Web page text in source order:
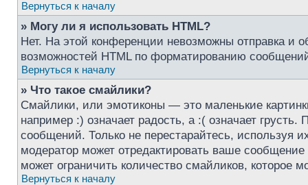
Вернуться к началу
» Могу ли я использовать HTML?
Нет. На этой конференции невозможны отправка и
возможностей HTML по форматированию
Вернуться к началу
» Что такое смайлики?
Смайлики, или эмотиконы — это маленькие
например :) означает радость, а :( означает
сообщений. Только не перестарайтесь, используя
модератор может отредактировать ваше
может ограничить количество смайликов, которое
Вернуться к началу